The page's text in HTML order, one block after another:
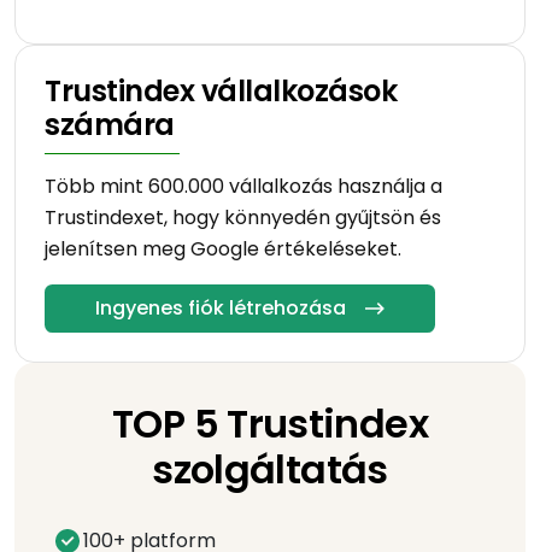
Trustindex vállalkozások
számára
Több mint 600.000 vállalkozás használja a
Trustindexet, hogy könnyedén gyűjtsön és
jelenítsen meg Google értékeléseket.
Ingyenes fiók létrehozása
TOP 5 Trustindex
szolgáltatás
100+ platform